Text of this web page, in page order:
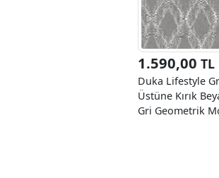
1.590,00 TL
Duka Lifestyle
Üstüne Kırık
Gri Geometrik